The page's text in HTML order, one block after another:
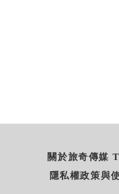
關於旅奇傳媒
隱私權政策與